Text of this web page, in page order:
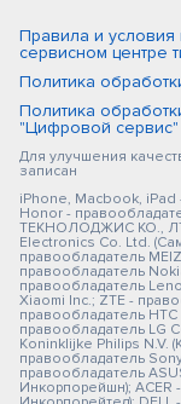
Правила и
сервисном центре
Политика
Политика
"Цифровой сервис"
Для улучшения
записан
iPhone, Macbook, iPad
Honor -
ТЕКНОЛОДЖИС КО.,
Electronics Co. Ltd.
правообладатель
правообладатель
правообладатель
Xiaomi Inc.; ZTE -
правообладатель
правообладатель LG
Koninklijke Philips N.V.
правообладатель
правообладатель
Инкорпорейшн); ACER